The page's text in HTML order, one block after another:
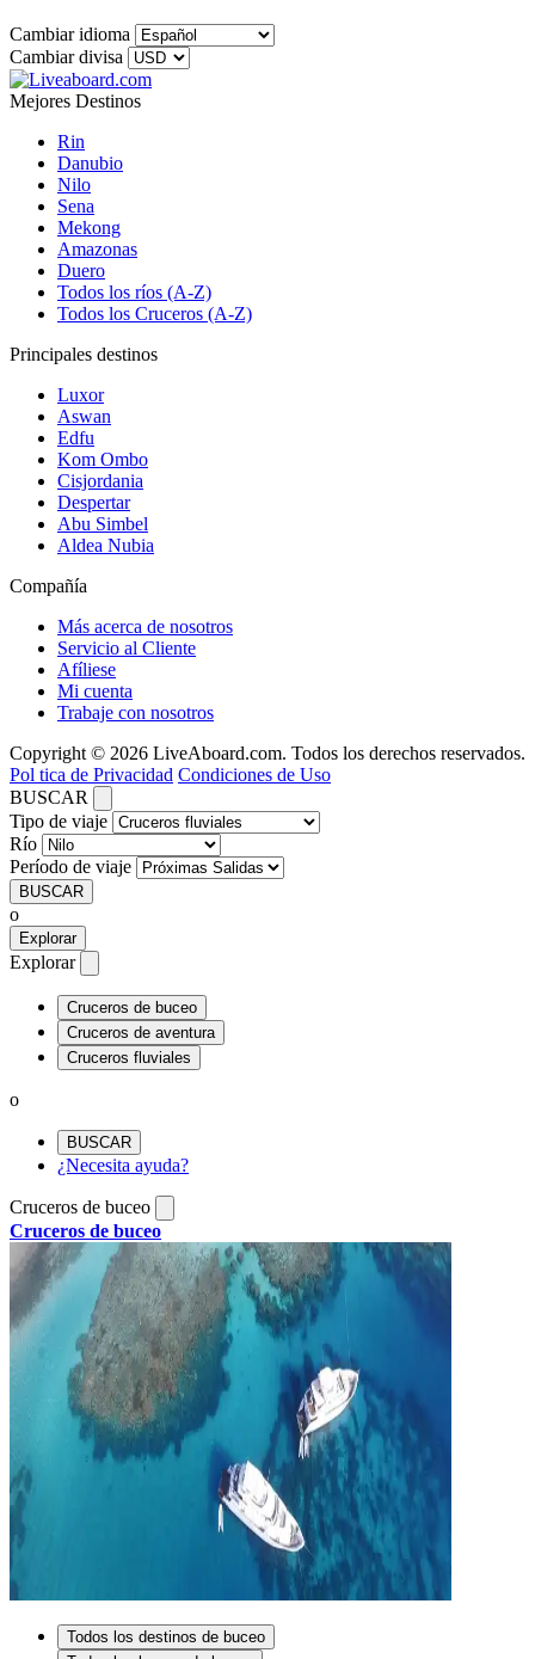
Cambiar idioma
Cambiar divisa
Mejores Destinos
Rin
Danubio
Nilo
Sena
Mekong
Amazonas
Duero
Todos los ríos (A-Z)
Todos los Cruceros (A-Z)
Principales destinos
Luxor
Aswan
Edfu
Kom Ombo
Cisjordania
Despertar
Abu Simbel
Aldea Nubia
Compañía
Más acerca de nosotros
Servicio al Cliente
Afíliese
Mi cuenta
Trabaje con nosotros
Copyright © 2026 LiveAboard.com. Todos los derechos reservados.
Pol tica de Privacidad Condiciones de Uso
BUSCAR
Tipo de viaje
Río
Período de viaje
BUSCAR
o
Explorar
Explorar
Cruceros de buceo
Cruceros de aventura
Cruceros fluviales
o
BUSCAR
¿Necesita ayuda?
Cruceros de buceo
Cruceros de buceo
Todos los destinos de buceo